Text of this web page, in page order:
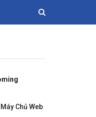
Chủ Web